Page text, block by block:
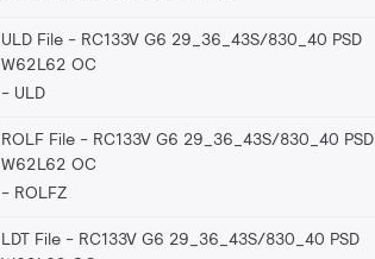
ULD File - RC133V G6 29_36_43S/830_40 PSD
W62L62 OC
ULD
ROLF File - RC133V G6 29_36_43S/830_40 PSD
W62L62 OC
ROLFZ
LDT File - RC133V G6 29_36_43S/830_40 PSD